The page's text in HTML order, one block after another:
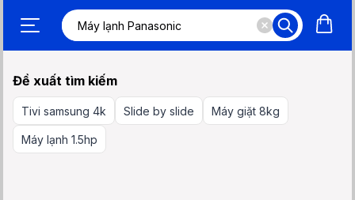
Đề xuất tìm kiếm
Tivi samsung 4k Slide by slide Máy giặt 8kg
Máy lạnh 1.5hp